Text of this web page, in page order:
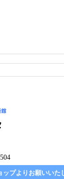
プよりお願いいた